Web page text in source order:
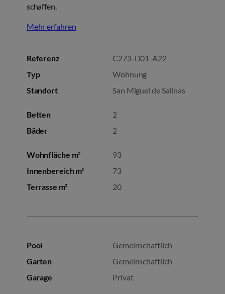
schaffen.
Mehr erfahren
Referenz
C273-D01-A22
Typ
Wohnung
Standort
San Miguel de Salinas
Betten
2
Bäder
2
Wohnfläche m²
93
Innenbereich m²
73
Terrasse m²
20
Pool
Gemeinschaftlich
Garten
Gemeinschaftlich
Garage
Privat